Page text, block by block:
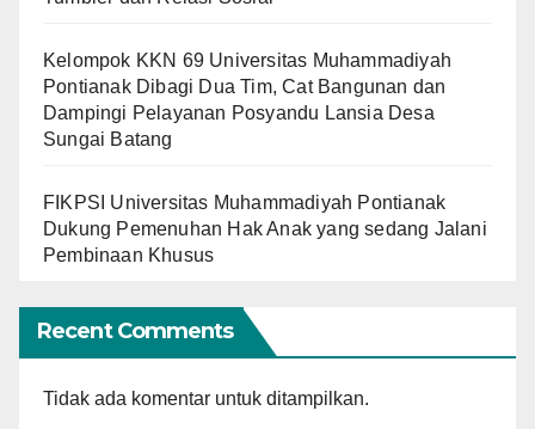
Kelompok KKN 69 Universitas Muhammadiyah
Pontianak Dibagi Dua Tim, Cat Bangunan dan
Dampingi Pelayanan Posyandu Lansia Desa
Sungai Batang
FIKPSI Universitas Muhammadiyah Pontianak
Dukung Pemenuhan Hak Anak yang sedang Jalani
Pembinaan Khusus
Recent Comments
Tidak ada komentar untuk ditampilkan.